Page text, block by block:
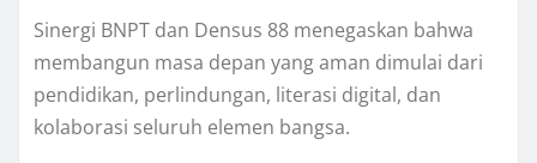
Sinergi BNPT dan Densus 88 menegaskan bahwa
membangun masa depan yang aman dimulai dari
pendidikan, perlindungan, literasi digital, dan
kolaborasi seluruh elemen bangsa.